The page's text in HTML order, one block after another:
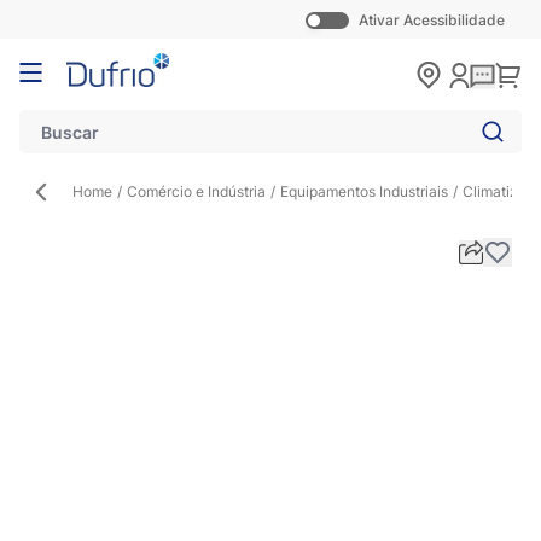
Ativar Acessibilidade
Pular para o conteúdo
Home / Comércio e Indústria / Equipamentos Industriais /